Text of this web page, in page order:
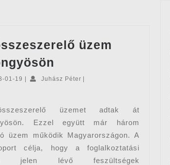
üzem
összeszerelő
Gyöngyösön
01-19 2023-
| Juhász PéterJuhász
|
üzemet adtak át
Ezzel együtt már három
üzem működik Magyarországon. A
célja, hogy a foglalkoztatási
jelen lévő feszültségek